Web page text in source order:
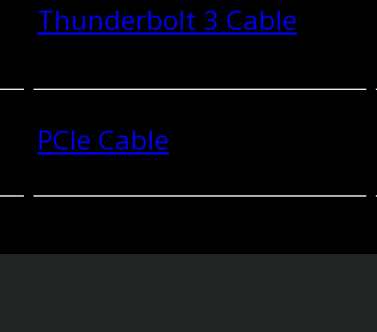
Thunderbolt 3 Cable
PCIe Cable